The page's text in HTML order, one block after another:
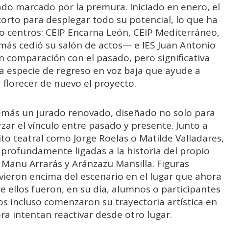
marcado por la premura. Iniciado en enero, el
para desplegar todo su potencial, lo que ha
CEIP Encarna León, CEIP Mediterráneo,
cedió su salón de actos— e IES Juan Antonio
comparación con el pasado, pero significativa
de regreso en voz baja que ayude a
de nuevo el proyecto.
un jurado renovado, diseñado no solo para
el vínculo entre pasado y presente. Junto a
teatral como Jorge Roelas o Matilde Valladares,
ligadas a la historia del propio
Arrarás y Aránzazu Mansilla. Figuras
encima del escenario en el lugar que ahora
ellos fueron, en su día, alumnos o participantes
incluso comenzaron su trayectoria artística en
intentan reactivar desde otro lugar.